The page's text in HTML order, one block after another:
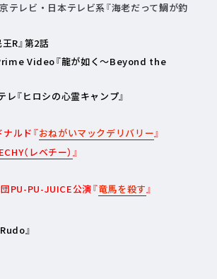
テレビ・日本テレビ系『海老だって鯛が釣
R』第2話
Video『龍が如く～Beyond the
レ『ヒロシの心霊キャンプ』
ルド『おねがいマックデリバリー』
（レベチー） 』
PU-PU-JUICE公演『竜馬を殺す』
』